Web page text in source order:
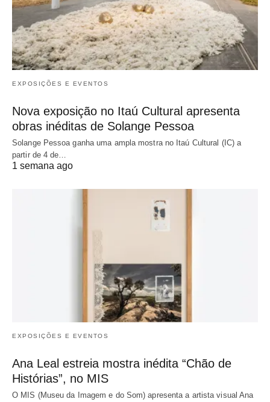
EXPOSIÇÕES E EVENTOS
Nova exposição no Itaú Cultural apresenta
obras inéditas de Solange Pessoa
Solange Pessoa ganha uma ampla mostra no Itaú Cultural (IC) a
partir de 4 de…
1 semana ago
EXPOSIÇÕES E EVENTOS
Ana Leal estreia mostra inédita “Chão de
Histórias”, no MIS
O MIS (Museu da Imagem e do Som) apresenta a artista visual Ana